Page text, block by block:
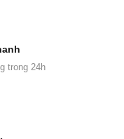
trong 24h